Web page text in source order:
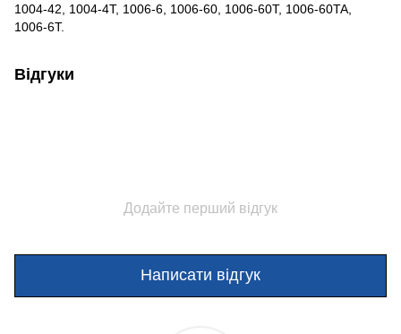
1004-42, 1004-4T, 1006-6, 1006-60, 1006-60T, 1006-60TA,
1006-6T.
Відгуки
Додайте перший відгук
Написати відгук